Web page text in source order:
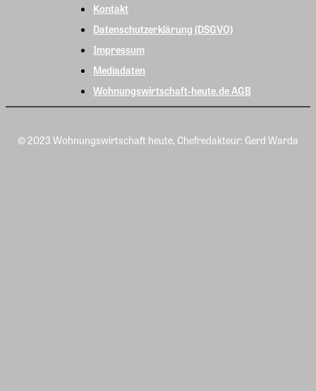
Kontakt
Datenschutzerklärung (DSGVO)
Impressum
Mediadaten
Wohnungswirtschaft-heute.de AGB
© 2023 Wohnungswirtschaft heute, Chefredakteur: Gerd Warda